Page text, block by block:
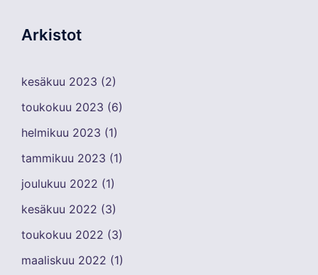
Arkistot
kesäkuu 2023 (2)
toukokuu 2023 (6)
helmikuu 2023 (1)
tammikuu 2023 (1)
joulukuu 2022 (1)
kesäkuu 2022 (3)
toukokuu 2022 (3)
maaliskuu 2022 (1)